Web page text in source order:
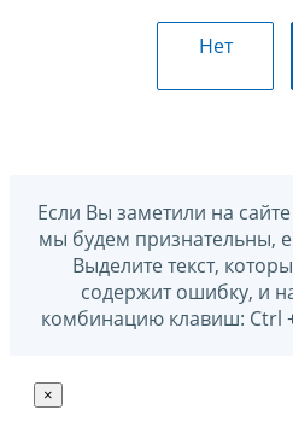
Нет
Если Вы заметили на
мы будем признательны,
Выделите текст,
содержит ошибку, и
комбинацию клавиш: Ctrl
×